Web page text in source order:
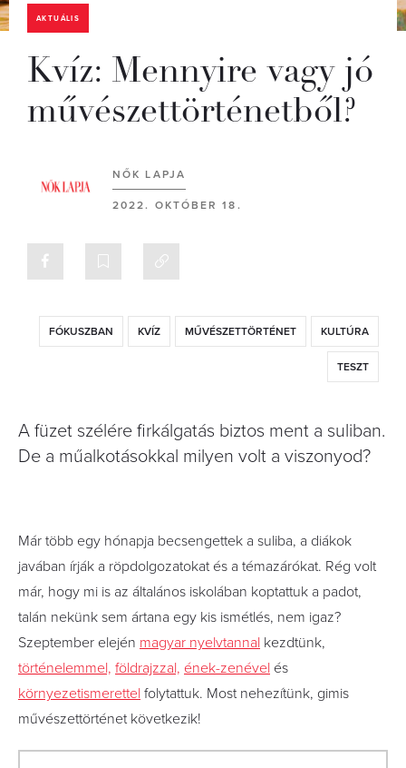
AKTUÁLIS
Kvíz: Mennyire vagy jó
művészettörténetből?
NŐK LAPJA
2022. OKTÓBER 18.
FÓKUSZBAN KVÍZ MŰVÉSZETTÖRTÉNET KULTÚRA
TESZT
A füzet szélére firkálgatás biztos ment a suliban.
De a műalkotásokkal milyen volt a viszonyod?
Már több egy hónapja becsengettek a suliba, a diákok
javában írják a röpdolgozatokat és a témazárókat. Rég volt
már, hogy mi is az általános iskolában koptattuk a padot,
talán nekünk sem ártana egy kis ismétlés, nem igaz?
Szeptember elején magyar nyelvtannal kezdtünk,
történelemmel, földrajzzal, ének-zenével és
környezetismerettel folytattuk. Most nehezítünk, gimis
művészettörténet következik!